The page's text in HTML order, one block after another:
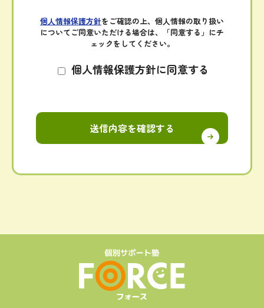
個人情報保護方針をご確認の上、個人情報の取り扱い
についてご同意いただける場合は、
「同意する」にチ
ェックをしてください。
個人情報保護方針に同意する
送信内容を確認する